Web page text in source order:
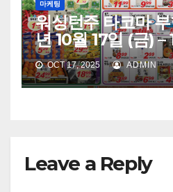
마케팅
워싱턴주 타코마
년 10월 17일 (금)
OCT 17, 2025 ADMIN
Leave a Reply